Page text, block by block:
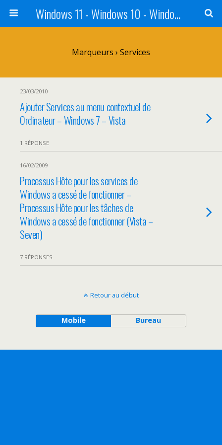
Windows 11 - Windows 10 - Windows 8 - Windows 7 - VISTA
Marqueurs › Services
23/03/2010
Ajouter Services au menu contextuel de
Ordinateur – Windows 7 – Vista
1 RÉPONSE
16/02/2009
Processus Hôte pour les services de
Windows a cessé de fonctionner –
Processus Hôte pour les tâches de
Windows a cessé de fonctionner (Vista –
Seven)
7 RÉPONSES
Retour au début
Mobile Bureau